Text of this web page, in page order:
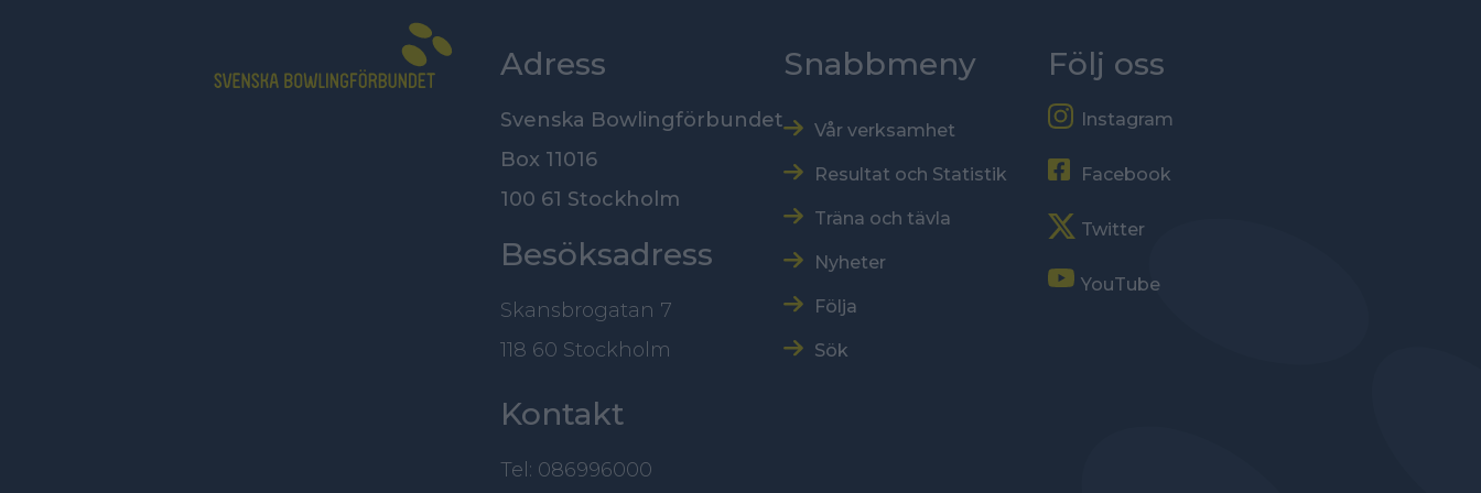
Adress
Svenska Bowlingförbundet
Box 11016
100 61 Stockholm
Besöksadress
Skansbrogatan 7
118 60 Stockholm
Kontakt
Tel: 086996000
Snabbmeny
Vår verksamhet
Resultat och Statistik
Träna och tävla
Nyheter
Följa
Sök
Följ oss
Instagram
Facebook
Twitter
YouTube